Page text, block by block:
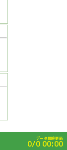
データ最終更新
0/0 00:00